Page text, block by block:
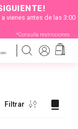
vienes antes de las 3:00
*Consulta restricciones
Filtrar